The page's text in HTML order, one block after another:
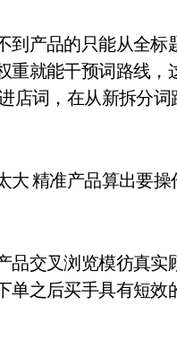
到产品的只能从全
重就能干预词路线
店词，在从新拆分
精准产品算出要
品交叉浏览模彷真
单之后买手具有短